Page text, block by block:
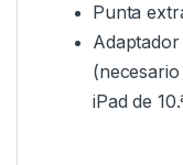
Punta
Adaptador
iPad de